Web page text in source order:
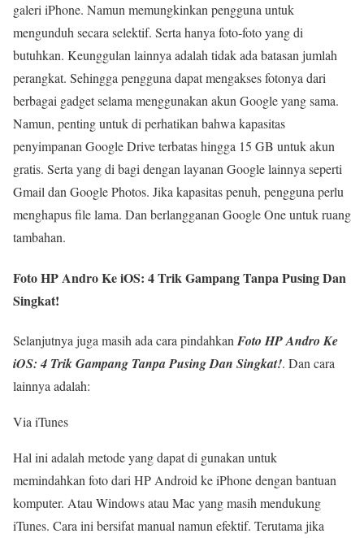
galeri iPhone. Namun memungkinkan pengguna untuk
mengunduh secara selektif. Serta hanya foto-foto yang di
butuhkan. Keunggulan lainnya adalah tidak ada batasan jumlah
perangkat. Sehingga pengguna dapat mengakses fotonya dari
berbagai gadget selama menggunakan akun Google yang sama.
Namun, penting untuk di perhatikan bahwa kapasitas
penyimpanan Google Drive terbatas hingga 15 GB untuk akun
gratis. Serta yang di bagi dengan layanan Google lainnya seperti
Gmail dan Google Photos. Jika kapasitas penuh, pengguna perlu
menghapus file lama. Dan berlangganan Google One untuk ruang
tambahan.
Foto HP Andro Ke iOS: 4 Trik Gampang Tanpa Pusing Dan
Singkat!
Selanjutnya juga masih ada cara pindahkan Foto HP Andro Ke
iOS: 4 Trik Gampang Tanpa Pusing Dan Singkat!. Dan cara
lainnya adalah:
Via iTunes
Hal ini adalah metode yang dapat di gunakan untuk
memindahkan foto dari HP Android ke iPhone dengan bantuan
komputer. Atau Windows atau Mac yang masih mendukung
iTunes. Cara ini bersifat manual namun efektif. Terutama jika